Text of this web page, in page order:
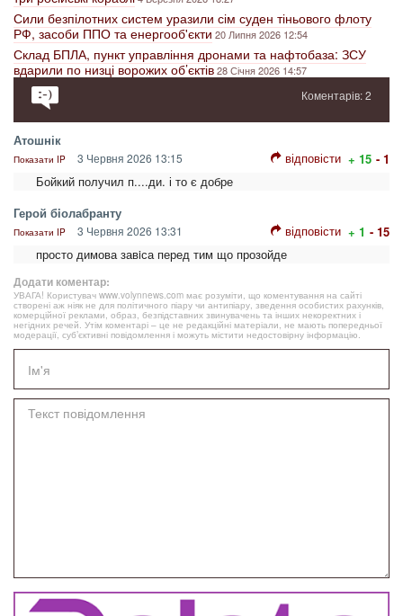
Сили безпілотних систем уразили сім суден тіньового флоту
РФ, засоби ППО та енергооб'єкти20 Липня 2026 12:54
Склад БПЛА, пункт управління дронами та нафтобаза: ЗСУ
вдарили по низці ворожих об’єктів28 Січня 2026 14:57
Коментарів: 2
Атошнік
Показати IP 3 Червня 2026 13:15 відповісти + 15 - 1
Бойкий получил п....ди. і то є добре
Герой бiолабранту
Показати IP 3 Червня 2026 13:31 відповісти + 1 - 15
просто димова завiса перед тим що прозойде
Додати коментар:
УВАГА! Користувач www.volynnews.com має розуміти, що коментування на сайті
створені аж ніяк не для політичного піару чи антипіару, зведення особистих рахунків,
комерційної реклами, образ, безпідставних звинувачень та інших некоректних і
негідних речей. Утім коментарі – це не редакційні матеріали, не мають попередньої
модерації, суб’єктивні повідомлення і можуть містити недостовірну інформацію.